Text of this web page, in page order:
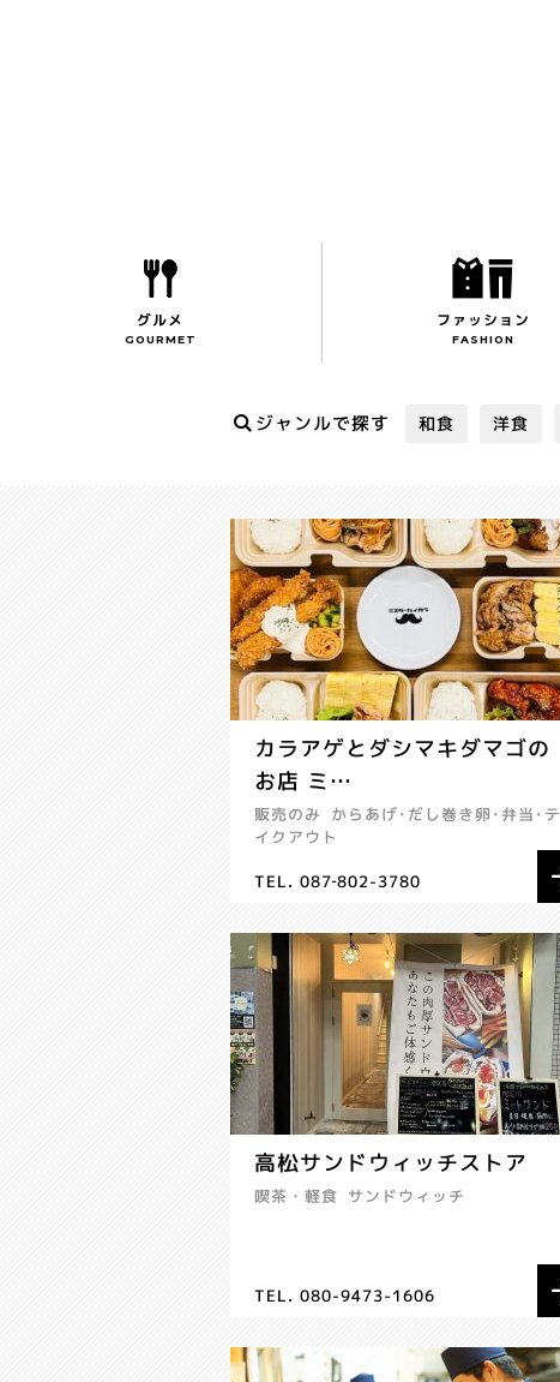
グルメ
GOURMET
ファッション
FASHION
ジャンルで探す 和食 洋食
カラアゲとダシマキダマゴの
お店 ミ…
販売のみ
からあげ･だし巻き卵･弁当･テ
イクアウト
TEL. 087‐802-3780
高松サンドウィッチストア
喫茶・軽食 サンドウィッチ
TEL. 080-9473-1606